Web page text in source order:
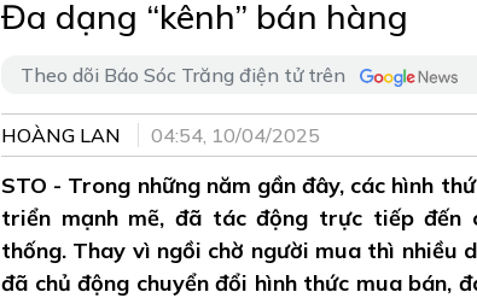
Đa dạng “kênh” bán hàng
Theo dõi Báo Sóc Trăng điện tử trên
HOÀNG LAN 04:54, 10/04/2025
STO - Trong những năm gần đây, các hình
triển mạnh mẽ, đã tác động trực tiếp đến
thống. Thay vì ngồi chờ người mua thì nhiều
đã chủ động chuyển đổi hình thức mua bán,